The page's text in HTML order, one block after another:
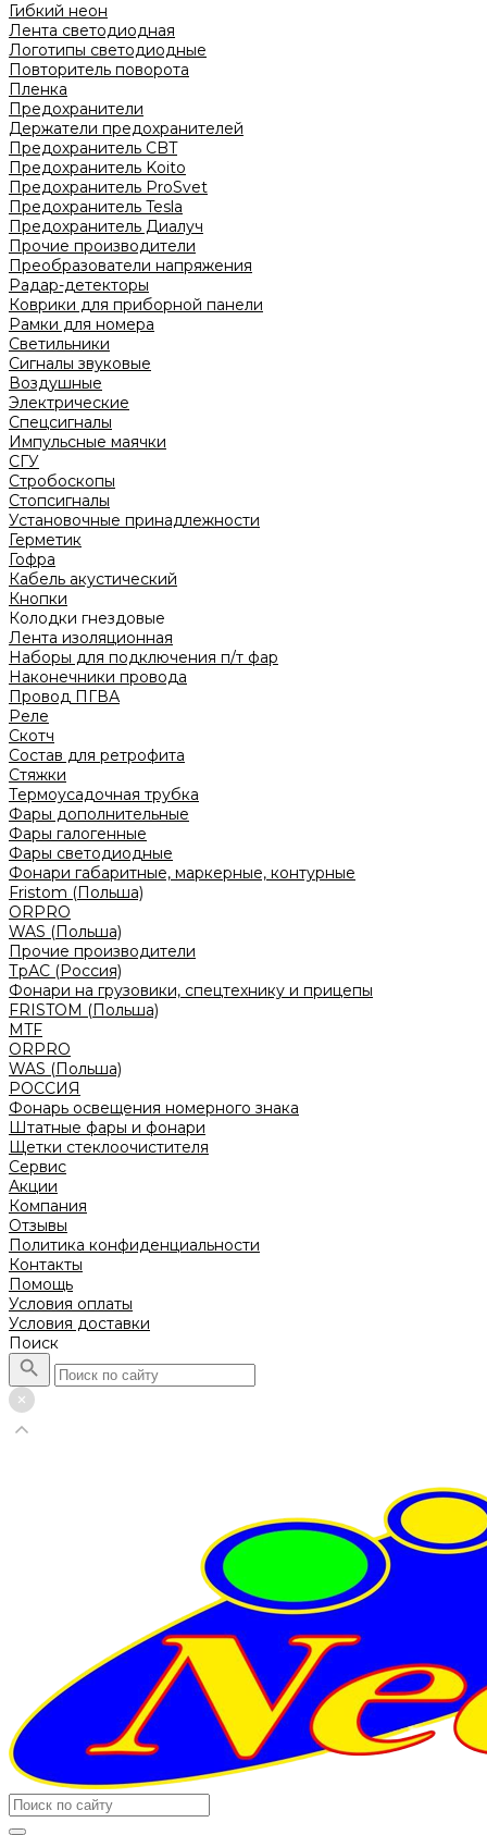
Гибкий неон
Лента светодиодная
Логотипы светодиодные
Повторитель поворота
Пленка
Предохранители
Держатели предохранителей
Предохранитель CBT
Предохранитель Koito
Предохранитель ProSvet
Предохранитель Tesla
Предохранитель Диалуч
Прочие производители
Преобразователи напряжения
Радар-детекторы
Коврики для приборной панели
Рамки для номера
Светильники
Сигналы звуковые
Воздушные
Электрические
Спецсигналы
Импульсные маячки
СГУ
Стробоскопы
Стопсигналы
Установочные принадлежности
Герметик
Гофра
Кабель акустический
Кнопки
Колодки гнездовые
Лента изоляционная
Наборы для подключения п/т фар
Наконечники провода
Провод ПГВА
Реле
Скотч
Состав для ретрофита
Стяжки
Термоусадочная трубка
Фары дополнительные
Фары галогенные
Фары светодиодные
Фонари габаритные, маркерные, контурные
Fristom (Польша)
ORPRO
WAS (Польша)
Прочие производители
ТрАС (Россия)
Фонари на грузовики, спецтехнику и прицепы
FRISTOM (Польша)
MTF
ORPRO
WAS (Польша)
РОССИЯ
Фонарь освещения номерного знака
Штатные фары и фонари
Щетки стеклоочистителя
Сервис
Акции
Компания
Отзывы
Политика конфиденциальности
Контакты
Помощь
Условия оплаты
Условия доставки
Поиск